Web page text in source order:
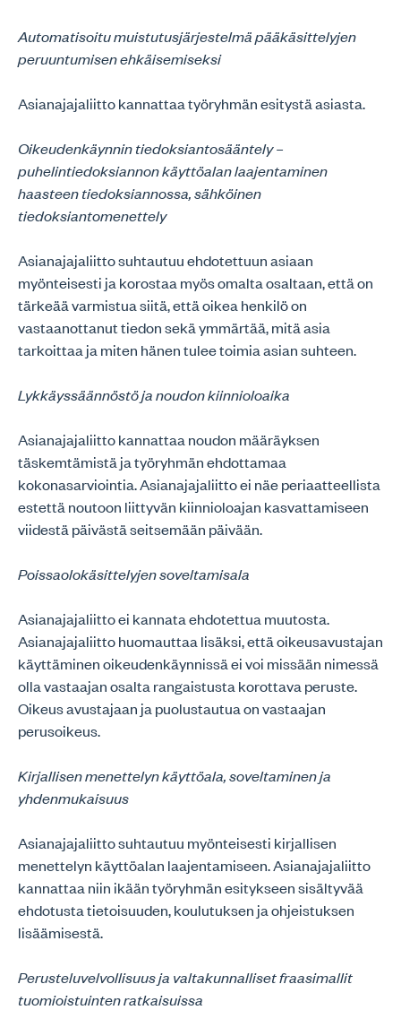
Automatisoitu muistutusjärjestelmä pääkäsittelyjen
peruuntumisen ehkäisemiseksi
Asianajajaliitto kannattaa työryhmän esitystä asiasta.
Oikeudenkäynnin tiedoksiantosääntely –
puhelintiedoksiannon käyttöalan laajentaminen
haasteen tiedoksiannossa, sähköinen
tiedoksiantomenettely
Asianajajaliitto suhtautuu ehdotettuun asiaan
myönteisesti ja korostaa myös omalta osaltaan, että on
tärkeää varmistua siitä, että oikea henkilö on
vastaanottanut tiedon sekä ymmärtää, mitä asia
tarkoittaa ja miten hänen tulee toimia asian suhteen.
Lykkäyssäännöstö ja noudon kiinnioloaika
Asianajajaliitto kannattaa noudon määräyksen
täskemtämistä ja työryhmän ehdottamaa
kokonasarviointia. Asianajajaliitto ei näe periaatteellista
estettä noutoon liittyvän kiinnioloajan kasvattamiseen
viidestä päivästä seitsemään päivään.
Poissaolokäsittelyjen soveltamisala
Asianajajaliitto ei kannata ehdotettua muutosta.
Asianajajaliitto huomauttaa lisäksi, että oikeusavustajan
käyttäminen oikeudenkäynnissä ei voi missään nimessä
olla vastaajan osalta rangaistusta korottava peruste.
Oikeus avustajaan ja puolustautua on vastaajan
perusoikeus.
Kirjallisen menettelyn käyttöala, soveltaminen ja
yhdenmukaisuus
Asianajajaliitto suhtautuu myönteisesti kirjallisen
menettelyn käyttöalan laajentamiseen. Asianajajaliitto
kannattaa niin ikään työryhmän esitykseen sisältyvää
ehdotusta tietoisuuden, koulutuksen ja ohjeistuksen
lisäämisestä.
Perusteluvelvollisuus ja valtakunnalliset fraasimallit
tuomioistuinten ratkaisuissa